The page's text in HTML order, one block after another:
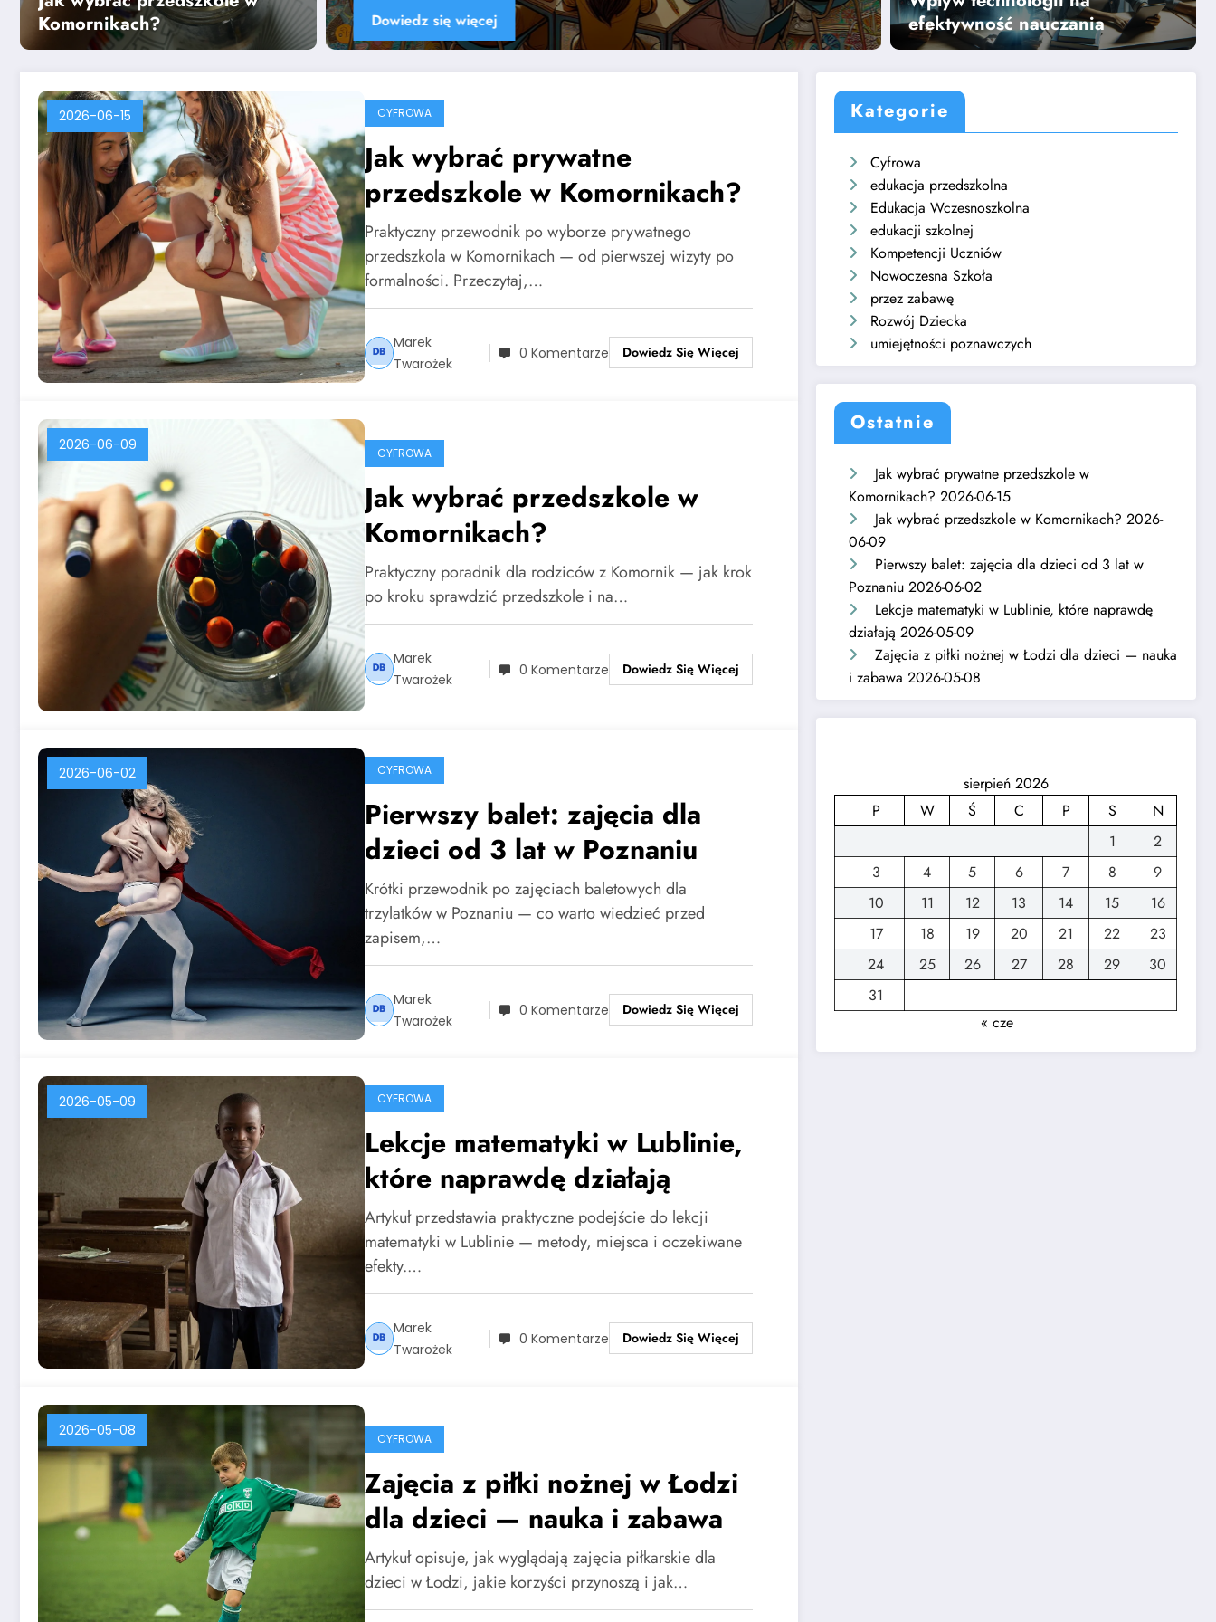
Komornikach?
Dowiedz się więcej Dowiedz się więcej
efektywność nauczania
2026-06-15 CYFROWA
Jak wybrać prywatne
przedszkole w Komornikach?
Praktyczny przewodnik po wyborze prywatnego
przedszkola w Komornikach — od pierwszej wizyty po
formalności. Przeczytaj,…
Marek
Twarożek
0 Komentarze Dowiedz Się Więcej
2026-06-09 CYFROWA
Jak wybrać przedszkole w
Komornikach?
Praktyczny poradnik dla rodziców z Komornik — jak krok
po kroku sprawdzić przedszkole i na…
Marek
Twarożek
0 Komentarze Dowiedz Się Więcej
2026-06-02 CYFROWA
Pierwszy balet: zajęcia dla
dzieci od 3 lat w Poznaniu
Krótki przewodnik po zajęciach baletowych dla
trzylatków w Poznaniu — co warto wiedzieć przed
zapisem,…
Marek
Twarożek
0 Komentarze Dowiedz Się Więcej
2026-05-09 CYFROWA
Lekcje matematyki w Lublinie,
które naprawdę działają
Artykuł przedstawia praktyczne podejście do lekcji
matematyki w Lublinie — metody, miejsca i oczekiwane
efekty.…
Marek
Twarożek
0 Komentarze Dowiedz Się Więcej
2026-05-08 CYFROWA
Zajęcia z piłki nożnej w Łodzi
dla dzieci — nauka i zabawa
Artykuł opisuje, jak wyglądają zajęcia piłkarskie dla
dzieci w Łodzi, jakie korzyści przynoszą i jak…
Kategorie
Cyfrowa
edukacja przedszkolna
Edukacja Wczesnoszkolna
edukacji szkolnej
Kompetencji Uczniów
Nowoczesna Szkoła
przez zabawę
Rozwój Dziecka
umiejętności poznawczych
Ostatnie
Jak wybrać prywatne przedszkole w
Komornikach? 2026-06-15
Jak wybrać przedszkole w Komornikach? 2026-
06-09
Pierwszy balet: zajęcia dla dzieci od 3 lat w
Poznaniu 2026-06-02
Lekcje matematyki w Lublinie, które naprawdę
działają 2026-05-09
Zajęcia z piłki nożnej w Łodzi dla dzieci — nauka
i zabawa 2026-05-08
sierpień 2026
P
W Ś C P S
N
1
2
3
4 5 6 7 8
9
10
11 12 13 14 15
16
17
18 19 20 21 22
23
24
25 26 27 28 29
30
31
« cze